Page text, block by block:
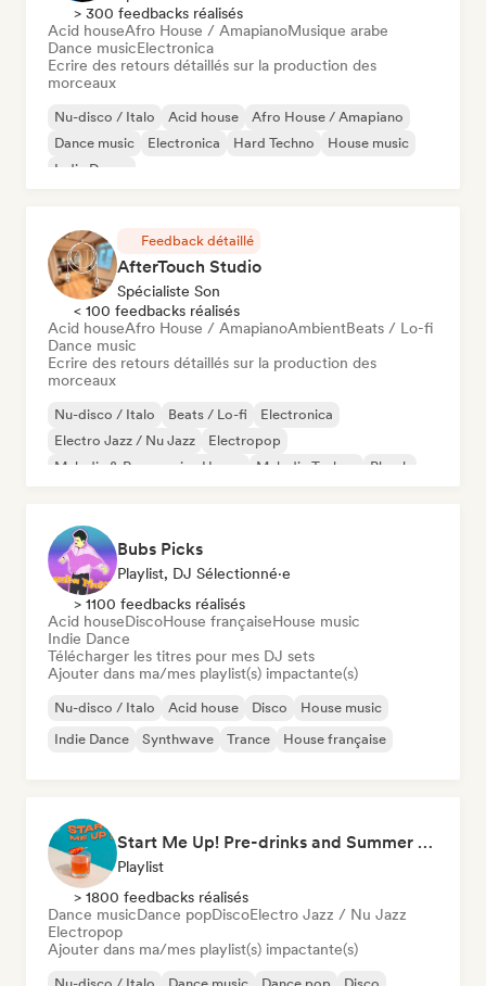
> 300 feedbacks réalisés
Acid houseAfro House / AmapianoMusique arabe
Dance musicElectronica
Ecrire des retours détaillés sur la production des
morceaux
Nu-disco / Italo Acid house
Afro House / Amapiano
Dance music
Electronica Hard Techno
House music
Indie Dance
Feedback détaillé
AfterTouch Studio
Spécialiste Son
< 100 feedbacks réalisés
Acid houseAfro House / AmapianoAmbientBeats / Lo-fi
Dance music
Ecrire des retours détaillés sur la production des
morceaux
Nu-disco / Italo Beats / Lo-fi
Electronica
Electro Jazz / Nu Jazz
Electropop
Melodic & Progressive House
Melodic Techno Phonk
Bubs Picks
Playlist, DJ Sélectionné·e
> 1100 feedbacks réalisés
Acid houseDiscoHouse françaiseHouse music
Indie Dance
Télécharger les titres pour mes DJ sets
Ajouter dans ma/mes playlist(s) impactante(s)
Nu-disco / Italo Acid house Disco
House music
Indie Dance
Synthwave Trance House française
Start Me Up! Pre-drinks and Summer Party 🍹
Playlist
> 1800 feedbacks réalisés
Dance musicDance popDiscoElectro Jazz / Nu Jazz
Electropop
Ajouter dans ma/mes playlist(s) impactante(s)